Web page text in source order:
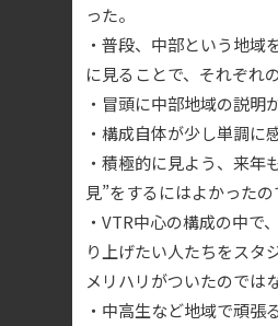
った。
・普段、中部という地
に見ることで、それぞれ
・冒頭に中部地域の説明
・構成自体が少し単調に
・積極的に見よう、来年
見”をするにはよかったの
・VTR中心の構成の中で
り上げたい人たちをスタ
メリハリがついたのでは
・中高生など地域で頑張